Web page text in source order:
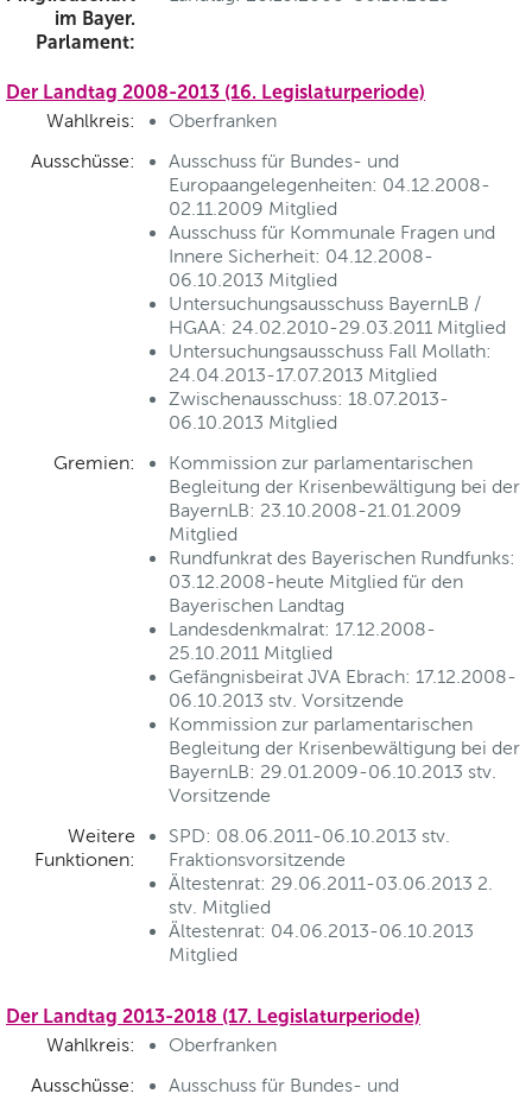
im Bayer.
Parlament:
Der Landtag 2008-2013 (16. Legislaturperiode)
Wahlkreis:
Oberfranken
Ausschüsse:
Ausschuss für Bundes- und
Europaangelegenheiten: 04.12.2008-
02.11.2009 Mitglied
Ausschuss für Kommunale Fragen und
Innere Sicherheit: 04.12.2008-
06.10.2013 Mitglied
Untersuchungsausschuss BayernLB /
HGAA: 24.02.2010-29.03.2011 Mitglied
Untersuchungsausschuss Fall Mollath:
24.04.2013-17.07.2013 Mitglied
Zwischenausschuss: 18.07.2013-
06.10.2013 Mitglied
Gremien:
Kommission zur parlamentarischen
Begleitung der Krisenbewältigung bei der
BayernLB: 23.10.2008-21.01.2009
Mitglied
Rundfunkrat des Bayerischen Rundfunks:
03.12.2008-heute Mitglied für den
Bayerischen Landtag
Landesdenkmalrat: 17.12.2008-
25.10.2011 Mitglied
Gefängnisbeirat JVA Ebrach: 17.12.2008-
06.10.2013 stv. Vorsitzende
Kommission zur parlamentarischen
Begleitung der Krisenbewältigung bei der
BayernLB: 29.01.2009-06.10.2013 stv.
Vorsitzende
Weitere
Funktionen:
SPD: 08.06.2011-06.10.2013 stv.
Fraktionsvorsitzende
Ältestenrat: 29.06.2011-03.06.2013 2.
stv. Mitglied
Ältestenrat: 04.06.2013-06.10.2013
Mitglied
Der Landtag 2013-2018 (17. Legislaturperiode)
Wahlkreis:
Oberfranken
Ausschüsse:
Ausschuss für Bundes- und